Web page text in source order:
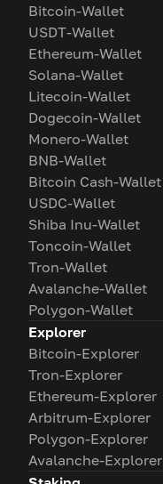
Bitcoin-Wallet
USDT-Wallet
Ethereum-Wallet
Solana-Wallet
Litecoin-Wallet
Dogecoin-Wallet
Monero-Wallet
BNB-Wallet
Bitcoin Cash-Wallet
USDC-Wallet
Shiba Inu-Wallet
Toncoin-Wallet
Tron-Wallet
Avalanche-Wallet
Polygon-Wallet
Explorer
Bitcoin-Explorer
Tron-Explorer
Ethereum-Explorer
Arbitrum-Explorer
Polygon-Explorer
Avalanche-Explorer